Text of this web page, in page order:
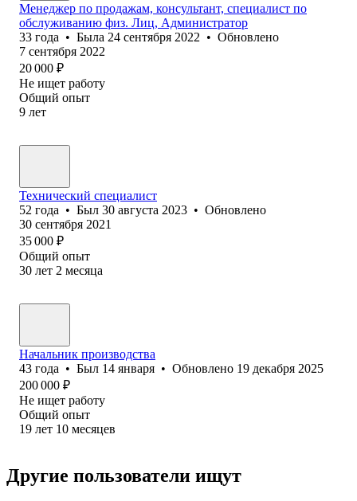
Менеджер по продажам, консультант, специалист по
обслуживанию физ. Лиц, Администратор
33 года • Была 24 сентября 2022 • Обновлено
7 сентября 2022
20 000 ₽
Не ищет работу
Общий опыт
9 лет
Технический специалист
52 года • Был 30 августа 2023 • Обновлено
30 сентября 2021
35 000 ₽
Общий опыт
30 лет 2 месяца
Начальник производства
43 года • Был 14 января • Обновлено 19 декабря 2025
200 000 ₽
Не ищет работу
Общий опыт
19 лет 10 месяцев
Другие пользователи ищут